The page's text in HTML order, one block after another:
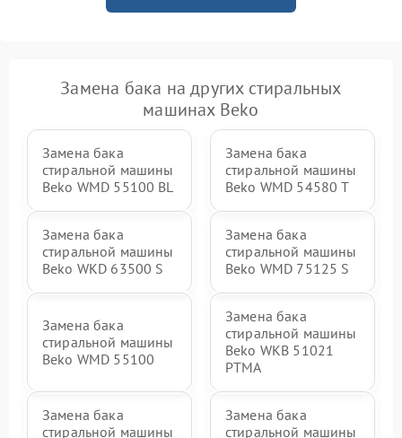
Замена бака на других стиральных
машинах Beko
Замена бака
стиральной машины
Beko WMD 55100 BL
Замена бака
стиральной машины
Beko WMD 54580 T
Замена бака
стиральной машины
Beko WKD 63500 S
Замена бака
стиральной машины
Beko WMD 75125 S
Замена бака
стиральной машины
Beko WMD 55100
Замена бака
стиральной машины
Beko WKB 51021
PTМА
Замена бака
стиральной машины
Замена бака
стиральной машины